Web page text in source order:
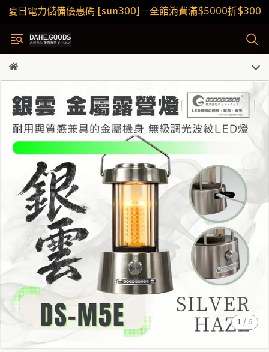
夏日電力儲備優惠碼 [sun300]－全館消費滿$5000折$300
1 / 6